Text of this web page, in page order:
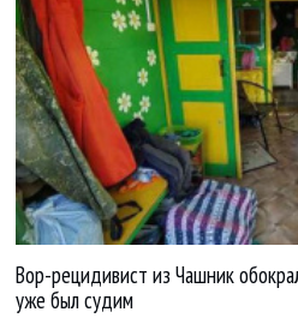
Вор-рецидивист из Чашник
уже был судим